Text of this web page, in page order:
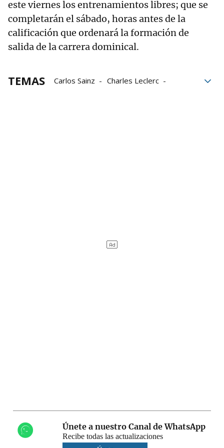
este viernes los entrenamientos libres; que se
completarán el sábado, horas antes de la
calificación que ordenará la formación de
salida de la carrera dominical.
TEMAS Carlos Sainz
Charles Leclerc
Únete a nuestro Canal de WhatsApp
Recibe todas las actualizaciones